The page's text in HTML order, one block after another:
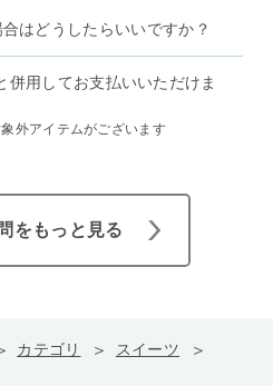
はどうしたらいいですか？
併用してお支払いいただけま
外アイテムがございます
をもっと見る
カテゴリ
スイーツ